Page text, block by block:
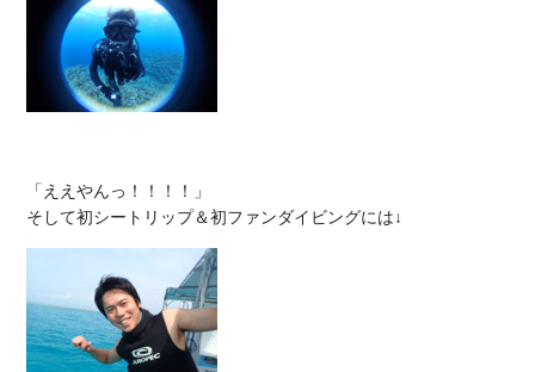
「ええやんっ！！！！」